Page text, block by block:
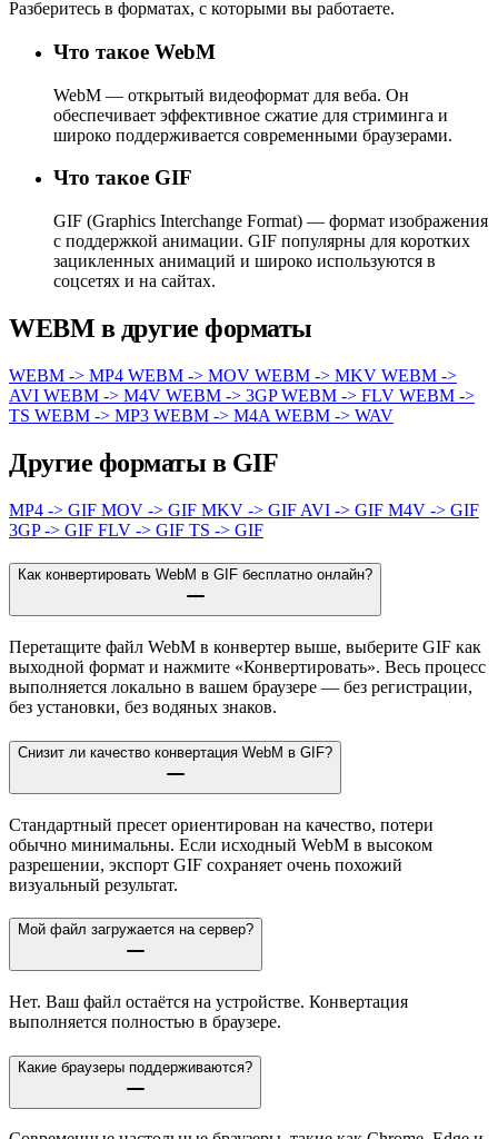
Разберитесь в форматах, с которыми вы работаете.
Что такое WebM
WebM — открытый видеоформат для веба. Он
обеспечивает эффективное сжатие для стриминга и
широко поддерживается современными браузерами.
Что такое GIF
GIF (Graphics Interchange Format) — формат изображения
с поддержкой анимации. GIF популярны для коротких
зацикленных анимаций и широко используются в
соцсетях и на сайтах.
WEBM в другие форматы
WEBM -> MP4 WEBM -> MOV WEBM -> MKV WEBM ->
AVI WEBM -> M4V WEBM -> 3GPWEBM -> FLV WEBM ->
TS WEBM -> MP3 WEBM -> M4A WEBM -> WAV
Другие форматы в GIF
MP4 -> GIF MOV -> GIF MKV -> GIF AVI -> GIF M4V -> GIF
3GP -> GIF FLV -> GIF TS -> GIF
Как конвертировать WebM в GIF бесплатно онлайн?
Перетащите файл WebM в конвертер выше, выберите GIF как
выходной формат и нажмите «Конвертировать». Весь процесс
выполняется локально в вашем браузере — без регистрации,
без установки, без водяных знаков.
Снизит ли качество конвертация WebM в GIF?
Стандартный пресет ориентирован на качество, потери
обычно минимальны. Если исходный WebM в высоком
разрешении, экспорт GIF сохраняет очень похожий
визуальный результат.
Мой файл загружается на сервер?
Нет. Ваш файл остаётся на устройстве. Конвертация
выполняется полностью в браузере.
Какие браузеры поддерживаются?